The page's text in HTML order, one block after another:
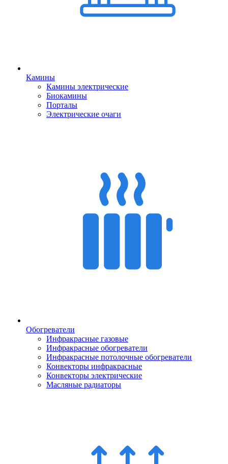
Камины
Камины электрические
Биокамины
Порталы
Электрические очаги
Обогреватели
Инфракрасные газовые
Инфракрасные обогреватели
Инфракрасные потолочные обогреватели
Конвекторы инфракрасные
Конвекторы электрические
Масляные радиаторы